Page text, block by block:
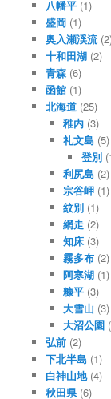
八幡平(1)
盛岡(1)
奥入瀬渓流
十和田湖(2)
青森(6)
函館(1)
北海道(25)
稚内 (3)
礼文島 (5)
登別
利尻島 (2)
宗谷岬 (1)
紋別 (1)
網走 (2)
知床 (3)
霧多布 (2)
阿寒湖 (1)
糠平 (3)
大雪山 (3)
大沼公園
弘前(2)
下北半島(1)
白神山地(4)
秋田県(6)